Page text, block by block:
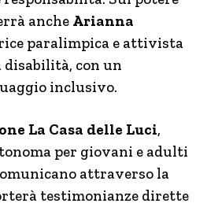
anche Arianna
paralimpica e attivista
disabilità, con un
inclusivo.
La Casa delle Luci,
per giovani e adulti
attraverso la
testimonianze dirette